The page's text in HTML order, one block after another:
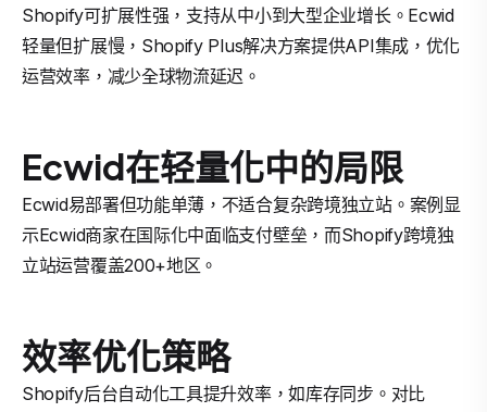
Shopify可扩展性强，支持从中小到大型企业增长。Ecwid
轻量但扩展慢，Shopify Plus解决方案提供API集成，优化
运营效率，减少全球物流延迟。
Ecwid在轻量化中的局限
Ecwid易部署但功能单薄，不适合复杂跨境独立站。案例显
示Ecwid商家在国际化中面临支付壁垒，而Shopify跨境独
立站运营覆盖200+地区。
效率优化策略
Shopify后台自动化工具提升效率，如库存同步。对比